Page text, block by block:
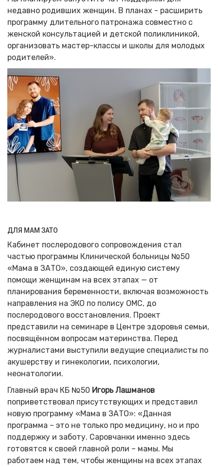
недавно родивших женщин. В планах - расширить
программу длительного патронажа совместно с
женской консультацией и детской поликлиникой,
организовать мастер-классы и школы для молодых
родителей».
ДЛЯ МАМ ЗАТО
Кабинет послеродового сопровождения стал
частью программы Клинической больницы №50
«Мама в ЗАТО», создающей единую систему
помощи женщинам на всех этапах — от
планирования беременности, включая возможность
направления на ЭКО по полису ОМС, до
послеродового восстановления. Проект
представили на семинаре в Центре здоровья семьи,
посвящённом вопросам материнства. Перед
журналистами выступили ведущие специалисты по
акушерству и гинекологии, психологии,
неонатологии.
Главный врач КБ №50 Игорь Лашманов
поприветствовал присутствующих и представил
новую программу «Мама в ЗАТО»: «Данная
программа – это не только про медицину, но и про
поддержку и заботу. Саровчанки именно здесь
готовятся к своей главной роли – мамы. Мы
работаем над тем, чтобы женщины на всех этапах